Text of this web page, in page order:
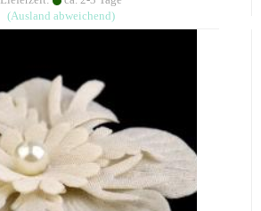
(Ausland abweichend)